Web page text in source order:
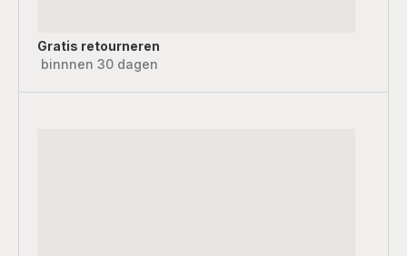
Gratis retourneren
binnnen 30 dagen